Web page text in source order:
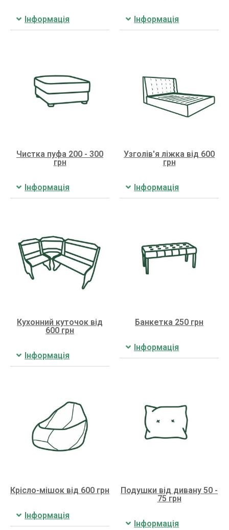
Інформація Інформація
Чистка пуфа 200 - 300
грн
Інформація
Узголів'я ліжка від 600
грн
Інформація
Кухонний куточок від
600 грн
Інформація
Банкетка 250 грн
Інформація
Крісло-мішок від 600 грн
Інформація
Подушки від дивану 50 -
75 грн
Інформація